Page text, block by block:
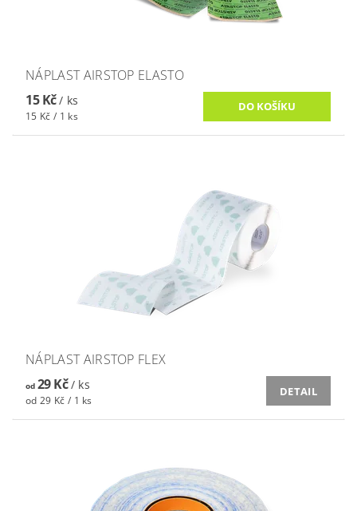
NÁPLAST AIRSTOP ELASTO
15 Kč/ ks
15 Kč / 1 ks
NÁPLAST AIRSTOP FLEX
od29 Kč/ ks
od 29 Kč / 1 ks
DETAIL